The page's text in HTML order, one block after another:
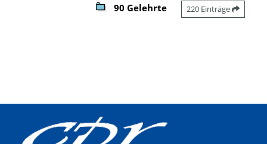
90 Gelehrte 220 Einträge